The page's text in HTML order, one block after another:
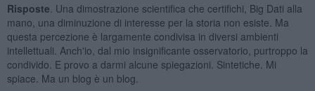
Risposte . Una dimostrazione scientifica che certifichi, Big Dati alla
mano, una diminuzione di interesse per la storia non esiste. Ma
questa percezione è largamente condivisa in diversi ambienti
intellettuali. Anch'io, dal mio insignificante osservatorio, purtroppo la
condivido. E provo a darmi alcune spiegazioni. Sintetiche. Mi
spiace. Ma un blog è un blog.